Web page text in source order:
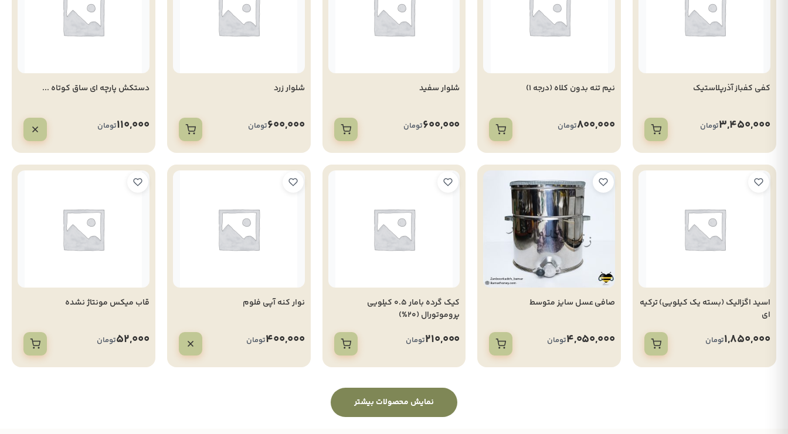
کفی کفباز آذرپلاستیک
3,450,000تومان
نیم تنه بدون کلاه (درجه 1)
800,000تومان
شلوار سفید
600,000تومان
شلوار زرد
600,000تومان
دستکش پارچه ای ساق کوتاه ...
110,000تومان
اسید اگزالیک (بسته یک کیلویی) ترکیه
ای
1,850,000تومان
صافی عسل سایز متوسط
4,050,000تومان
کیک گرده بامار 0.5 کیلویی
پروموتورال (20%)
210,000تومان
نوار کنه آپی فلوم
400,000تومان
قاب میکس مونتاژ نشده
52,000تومان
نمایش محصولات بیشتر